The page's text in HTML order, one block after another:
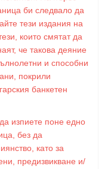
би следвало да
тези издания на
които смятат да
че такова деяние
и способни
покрили
банкетен
изпиете поне едно
без да
като за
предизвикване и/